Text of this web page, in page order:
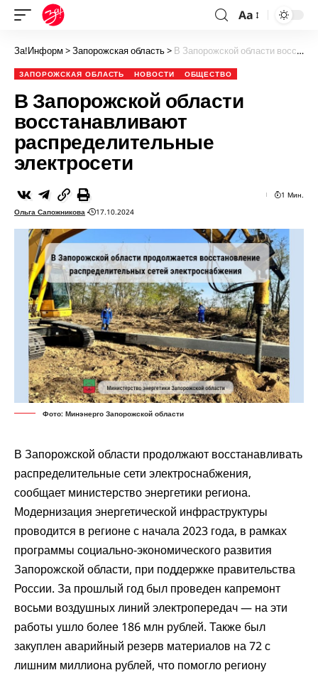
Aa
За!Информ >Запорожская область> В Запорожской области восстанавливают распределительные электросети
ЗАПОРОЖСКАЯ ОБЛАСТЬ НОВОСТИ ОБЩЕСТВО
В Запорожской области
восстанавливают
распределительные
электросети
Ольга Сапожникова 17.10.2024
1 Мин.
Фото: Минэнерго Запорожской области
В Запорожской области продолжают восстанавливать
распределительные сети электроснабжения,
сообщает министерство энергетики региона.
Модернизация энергетической инфраструктуры
проводится в регионе с начала 2023 года, в рамках
программы социально-экономического развития
Запорожской области, при поддержке правительства
России. За прошлый год был проведен капремонт
восьми воздушных линий электропередач — на эти
работы ушло более 186 млн рублей. Также был
закуплен аварийный резерв материалов на 72 с
лишним миллиона рублей, что помогло региону